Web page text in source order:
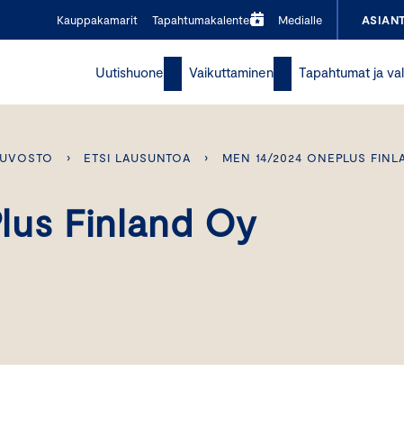
Kauppakamarit Tapahtumakalenteri Medialle
Uutishuone Vaikuttaminen Tapahtumat ja
› ETSI LAUSUNTOA › MEN 14/2024 ONEPLUS
Finland Oy